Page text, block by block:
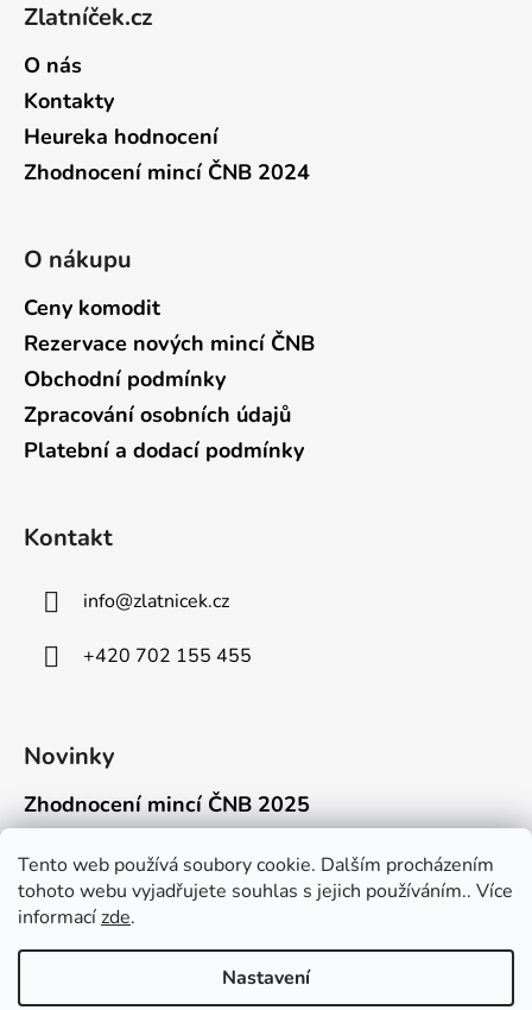
Tento web používá soubory cookie. Dalším procházením
tohoto webu vyjadřujete souhlas s jejich používáním.. Více
informacízde.
Nastavení
Zlatníček.cz
O nás
Kontakty
Heureka hodnocení
Zhodnocení mincí ČNB 2024
O nákupu
Ceny komodit
Rezervace nových mincí ČNB
Obchodní podmínky
Zpracování osobních údajů
Platební a dodací podmínky
Kontakt
info@zlatnicek.cz
+420 702 155 455
Novinky
Zhodnocení mincí ČNB 2025
Připravili jsme pro vás jednoduchý a př...
Mýty o přepravě zlatých mincí mimo EU
Kdo někdy držel v ruce zlatou minci Wie...